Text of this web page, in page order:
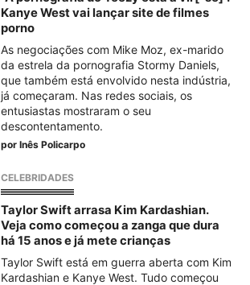
Kanye West vai lançar site de filmes
porno
As negociações com Mike Moz, ex-marido
da estrela da pornografia Stormy Daniels,
que também está envolvido nesta indústria,
já começaram. Nas redes sociais, os
entusiastas mostraram o seu
descontentamento.
por Inês Policarpo
CELEBRIDADES
Taylor Swift arrasa Kim Kardashian.
Veja como começou a zanga que dura
há 15 anos e já mete crianças
Taylor Swift está em guerra aberta com Kim
Kardashian e Kanye West. Tudo começou